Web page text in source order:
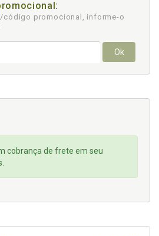
código promocional, informe-o
Ok
cobrança de frete em seu